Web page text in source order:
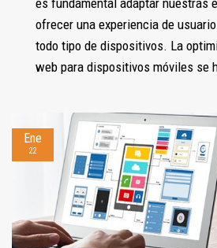
ofrecer una experiencia de
todo tipo de dispositivos. La
web para dispositivos móviles se
Ene
22